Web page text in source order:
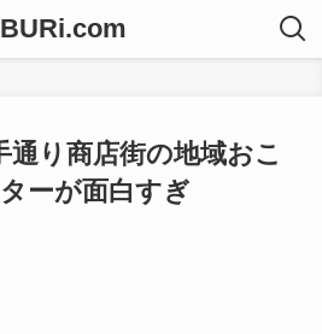
通り商店街の地域おこ
ーが面白すぎ